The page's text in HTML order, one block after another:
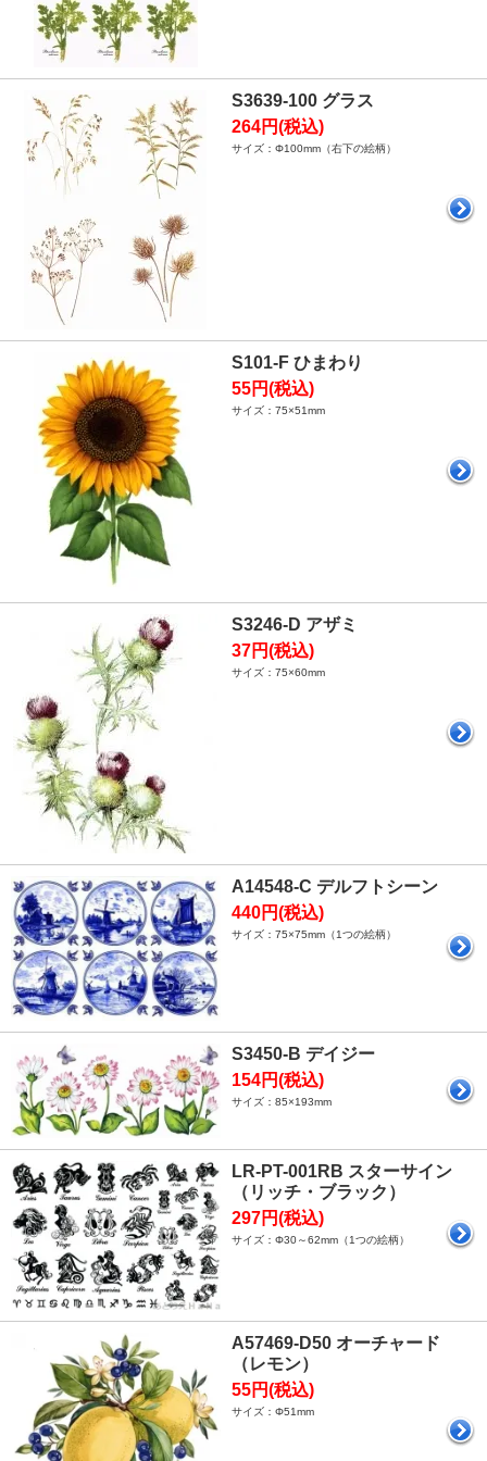
S3639-100 グラス
264円(税込)
サイズ：Φ100mm（右下の絵柄）
S101-F ひまわり
55円(税込)
サイズ：75×51mm
S3246-D アザミ
37円(税込)
サイズ：75×60mm
A14548-C デルフトシーン
440円(税込)
サイズ：75×75mm（1つの絵柄）
S3450-B デイジー
154円(税込)
サイズ：85×193mm
LR-PT-001RB スターサイン
（リッチ・ブラック）
297円(税込)
サイズ：Φ30～62mm（1つの絵柄）
A57469-D50 オーチャード
（レモン）
55円(税込)
サイズ：Φ51mm